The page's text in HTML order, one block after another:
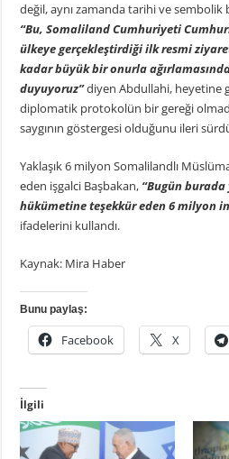
değil, aynı zamanda tarihi ve sembolik
“Bu, Somaliland Cumhuriyeti
ülkeye gerçekleştirdiği ilk resmi
kadar büyük bir onurla
duyuyoruz”diyen Abdullahi, heyetine
diplomatik protokolün bir gereği
saygının göstergesi olduğunu ileri
Yaklaşık 6 milyon Somalilandlı
eden işgalci Başbakan, “Bugün
hükümetine teşekkür eden 6 milyon
ifadelerini kullandı.
Kaynak: Mira Haber
Bunu paylaş:
Facebook X
İlgili